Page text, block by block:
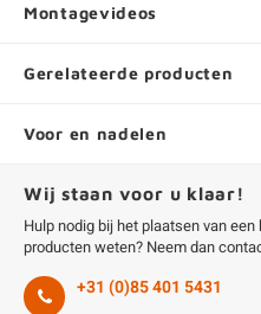
Montagevideos
Gerelateerde producten
Voor en nadelen
Wij staan voor u klaar!
Hulp nodig bij het plaatsen van
producten weten? Neem dan
+31 (0)85 401 5431